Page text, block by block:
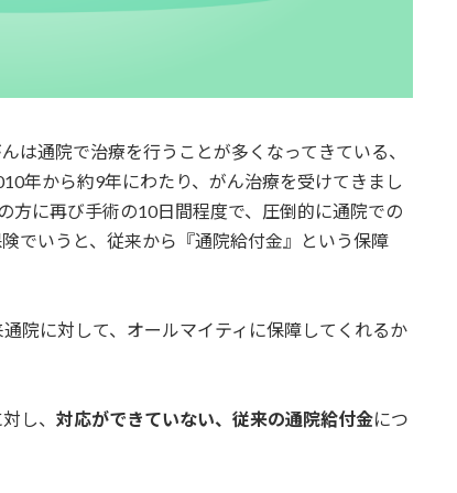
は通院で治療を行うことが多くなってきている、
年から約9年にわたり、がん治療を受けてきまし
方に再び手術の10日間程度で、圧倒的に通院での
でいうと、従来から『通院給付金』という保障
院に対して、オールマイティに保障してくれるか
し、 対応ができていない、従来の通院給付金につ